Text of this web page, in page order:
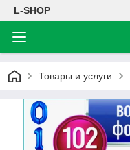
L-SHOP
Товары и услуги